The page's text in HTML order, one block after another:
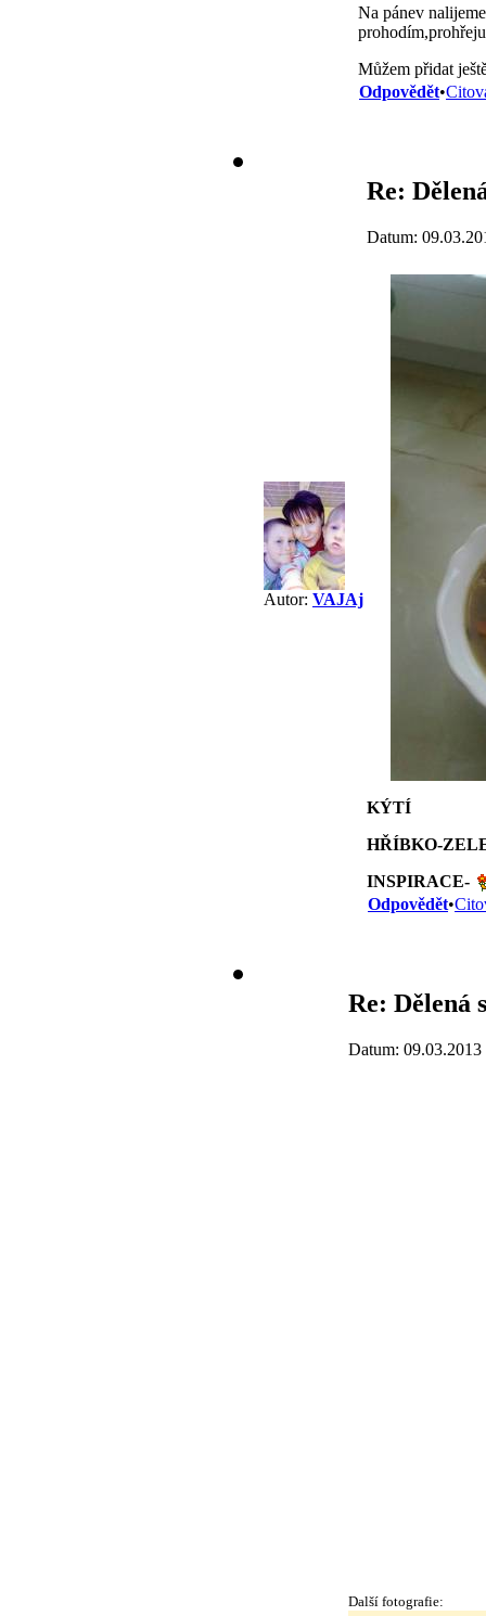
Na pánev
Můžem přidat
Odpovědět•
Autor: VAJAj
Re:
Datum:
KÝTÍ
HŘÍBKO-
INSPIRACE-
Odpovědět•
Re: Dělená
Datum: 09.03.2013
Další fotografie: